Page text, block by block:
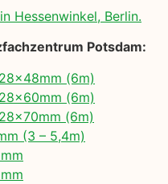
Hessenwinkel, Berlin.
Potsdam:
(6m)
(6m)
(6m)
(3 – 5,4m)